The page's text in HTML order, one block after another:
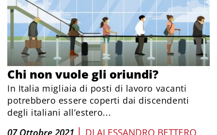
Chi non vuole gli oriundi?
In Italia migliaia di posti di lavoro vacanti
potrebbero essere coperti dai discendenti
degli italiani all’estero...
|